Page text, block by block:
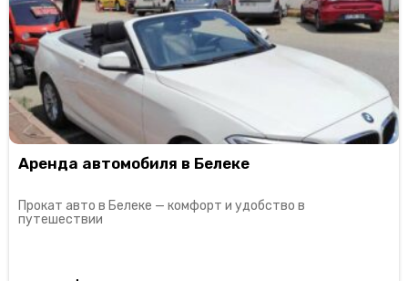
Аренда автомобиля в Белеке
Прокат авто в Белеке — комфорт и удобство в
путешествии